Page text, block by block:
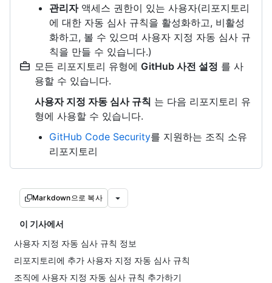
관리자액세스 권한이 있는 사용자(리포지토리
에 대한 자동 심사 규칙을 활성화하고, 비활성
화하고, 볼 수 있으며 사용자 지정 자동 심사 규
칙을 만들 수 있습니다.)
모든 리포지토리 유형에 GitHub 사전 설정 를 사
용할 수 있습니다.
사용자 지정 자동 심사 규칙 는 다음 리포지토리 유
형에 사용할 수 있습니다.
GitHub Code Security를 지원하는 조직 소유
리포지토리
Markdown으로 복사
이 기사에서
사용자 지정 자동 심사 규칙 정보
리포지토리에 추가 사용자 지정 자동 심사 규칙
조직에 사용자 지정 자동 심사 규칙 추가하기